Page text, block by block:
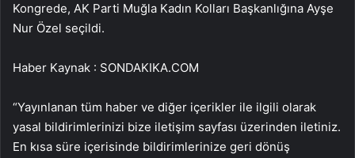
Kongrede, AK Parti Muğla Kadın Kolları Başkanlığına Ayşe
Nur Özel seçildi.
Haber Kaynak : SONDAKIKA.COM
“Yayınlanan tüm haber ve diğer içerikler ile ilgili olarak
yasal bildirimlerinizi bize iletişim sayfası üzerinden iletiniz.
En kısa süre içerisinde bildirimlerinize geri dönüş